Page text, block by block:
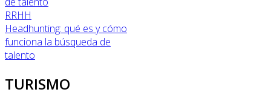
RRHH
Headhunting: qué es y cómo
funciona la búsqueda de
talento
TURISMO